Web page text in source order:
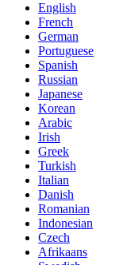
English
French
German
Portuguese
Spanish
Russian
Japanese
Korean
Arabic
Irish
Greek
Turkish
Italian
Danish
Romanian
Indonesian
Czech
Afrikaans